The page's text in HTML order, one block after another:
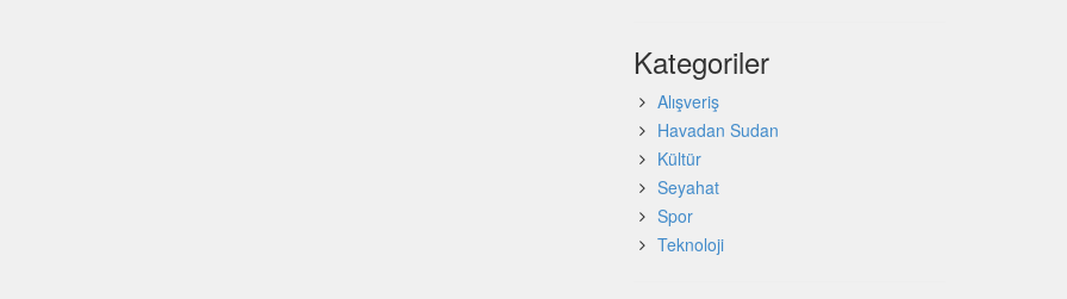
Kategoriler
Alışveriş
Havadan Sudan
Kültür
Seyahat
Spor
Teknoloji